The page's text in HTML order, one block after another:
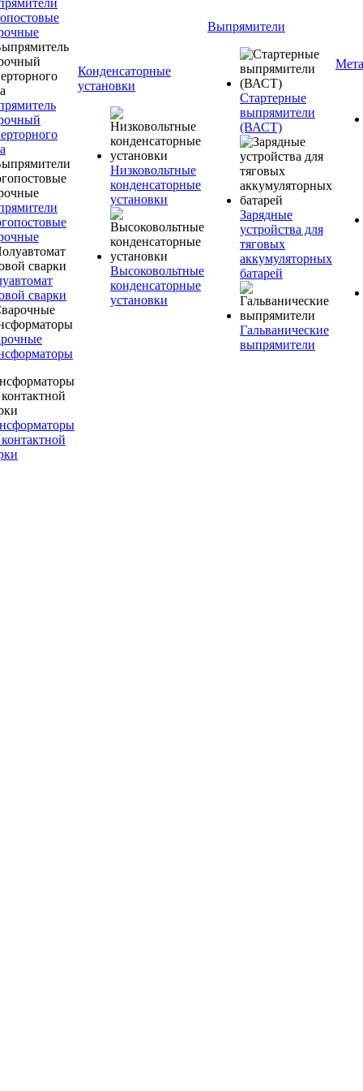
сварки
Конденсаторные
установки
Низковольтные
конденсаторные
установки
Высоковольтные
конденсаторные
установки
Выпрямители
Стартерные
выпрямители
(ВАСТ)
Зарядные
устройства для
тяговых
аккумуляторных
батарей
Гальванические
выпрямители